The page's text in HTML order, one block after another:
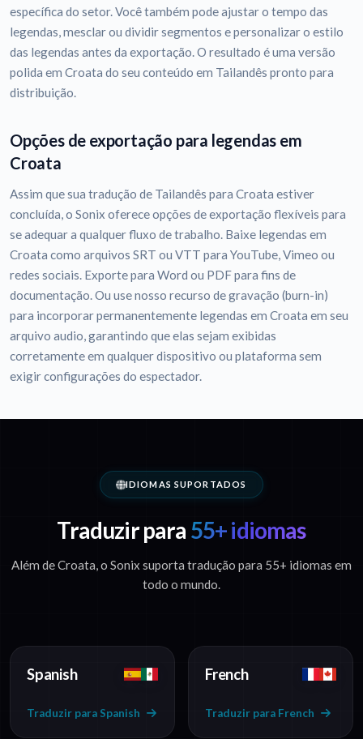
específica do setor. Você também pode ajustar o tempo das
legendas, mesclar ou dividir segmentos e personalizar o estilo
das legendas antes da exportação. O resultado é uma versão
polida em Croata do seu conteúdo em Tailandês pronto para
distribuição.
Opções de exportação para legendas em
Croata
Assim que sua tradução de Tailandês para Croata estiver
concluída, o Sonix oferece opções de exportação flexíveis para
se adequar a qualquer fluxo de trabalho. Baixe legendas em
Croata como arquivos SRT ou VTT para YouTube, Vimeo ou
redes sociais. Exporte para Word ou PDF para fins de
documentação. Ou use nosso recurso de gravação (burn-in)
para incorporar permanentemente legendas em Croata em seu
arquivo audio, garantindo que elas sejam exibidas
corretamente em qualquer dispositivo ou plataforma sem
exigir configurações do espectador.
IDIOMAS SUPORTADOS
Traduzir para 55+ idiomas
Além de Croata, o Sonix suporta tradução para 55+ idiomas em
todo o mundo.
Spanish
Traduzir para Spanish
French
Traduzir para French